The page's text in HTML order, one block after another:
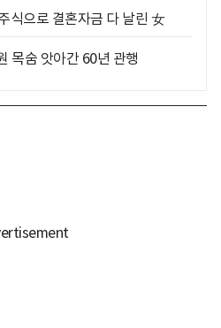
식으로 결혼자금 다 날린 女
목숨 앗아간 60년 관행